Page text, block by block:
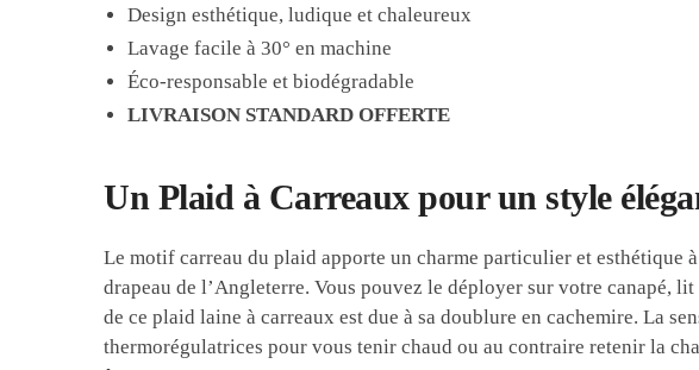
Design esthétique, ludique et chaleureux
Lavage facile à 30° en machine
Éco-responsable et biodégradable
LIVRAISON STANDARD OFFERTE
Un Plaid à Carreaux pour un style
Le motif carreau du plaid apporte un charme particulier et esthétique
drapeau de l’Angleterre. Vous pouvez le déployer sur votre canapé,
de ce plaid laine à carreaux est due à sa doublure en cachemire. La
thermorégulatrices pour vous tenir chaud ou au contraire retenir la